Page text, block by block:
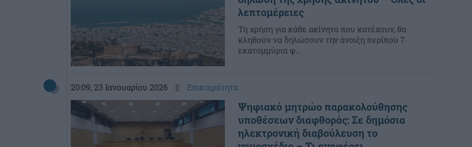
λεπτομέρειες
Τη χρήση για κάθε ακίνητο που κατέχουν, θα
κληθούν να δηλώσουν την άνοιξη περίπου 7
εκατομμύρια φ...
20:09, 23 Ιανουαρίου 2026 || Επικαιρότητα
Ψηφιακό μητρώο παρακολούθησης
υποθέσεων διαφθοράς: Σε δημόσια
ηλεκτρονική διαβούλευση το